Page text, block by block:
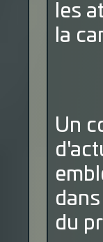
les
la
Un
du